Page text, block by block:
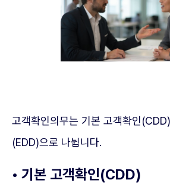
고객확인의무는 기본 고객확인
(EDD)으로 나뉩니다.
• 기본 고객확인(CDD)